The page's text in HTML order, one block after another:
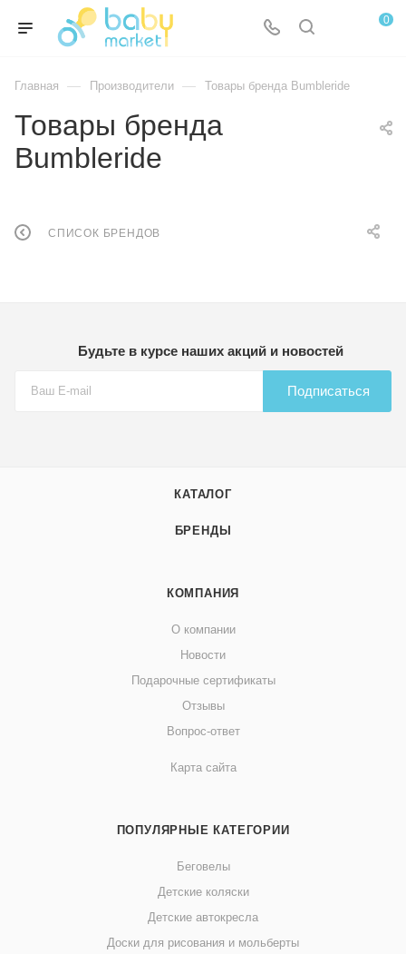
0
Главная — Производители — Товары бренда Bumbleride
Товары бренда
Bumbleride
СПИСОК БРЕНДОВ
Будьте в курсе наших акций и новостей
Подписаться
КАТАЛОГ
БРЕНДЫ
КОМПАНИЯ
О компании
Новости
Подарочные сертификаты
Отзывы
Вопрос-ответ
Карта сайта
ПОПУЛЯРНЫЕ КАТЕГОРИИ
Беговелы
Детские коляски
Детские автокресла
Доски для рисования и мольберты